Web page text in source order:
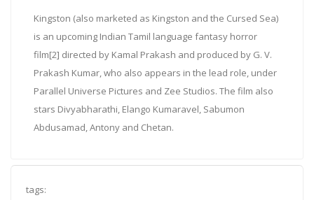
Kingston (also marketed as Kingston and the Cursed Sea)
is an upcoming Indian Tamil language fantasy horror
film[2] directed by Kamal Prakash and produced by G. V.
Prakash Kumar, who also appears in the lead role, under
Parallel Universe Pictures and Zee Studios. The film also
stars Divyabharathi, Elango Kumaravel, Sabumon
Abdusamad, Antony and Chetan.
tags: